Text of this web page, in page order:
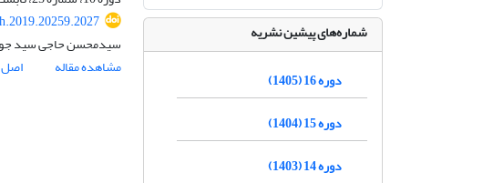
سیدمحسن حاجی سید
مشاهده مقاله
اصل
شماره‌های پیشین نشریه
دوره 16 (1405)
دوره 15 (1404)
دوره 14 (1403)